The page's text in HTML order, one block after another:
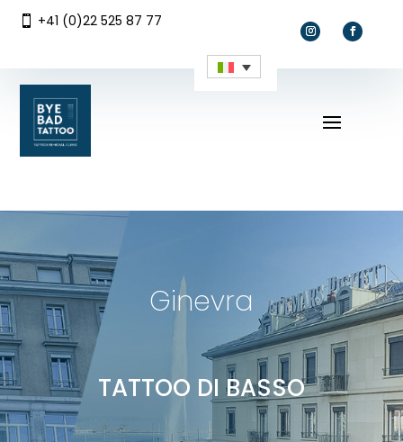
 +41 (0)22 525 87 77
Ginevra
TATTOO DI BASSO